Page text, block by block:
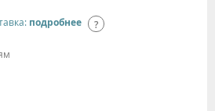
подробнее